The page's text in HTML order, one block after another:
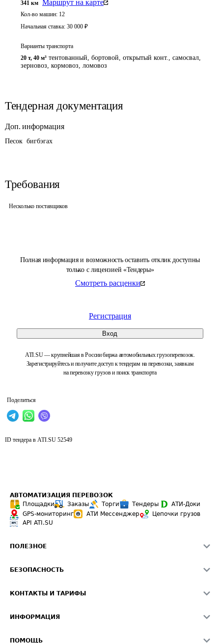
Полная информация и возможность оставить отклик доступны
только с лицензией «Тендеры»
Смотреть расценки
Регистрация
Вход
ATI.SU — крупнейшая в России биржа автомобильных грузоперевозок.
Зарегистрируйтесь и получите доступ к тендерам на перевозки, заявкам
на перевозку грузов и поиск транспорта
Поделиться
341 км Маршрут на карте
Кол-во машин: 12
Начальная ставка: 30 000 ₽
Варианты транспорта
20 т, 40 м³ тентованный, бортовой, открытый конт., самосвал,
зерновоз, кормовоз, ломовоз
Тендерная документация
Доп. информация
Песок  бигбэгах
Требования
Несколько поставщиков
ID тендера в ATI.SU 52549
АВТОМАТИЗАЦИЯ ПЕРЕВОЗОК
Площадки
Заказы Торги Тендеры
АТИ-Доки
GPS-мониторинг
АТИ Мессенджер
Цепочки грузов
API ATI.SU
ПОЛЕЗНОЕ
Звезды ATI.SU на вашем сайте
Средние ставки
БЕЗОПАСНОСТЬ
Светофор+
О формировании Паспорта
КОНТАКТЫ И ТАРИФЫ
Реклама на сайте
ИНФОРМАЦИЯ
ПОМОЩЬ